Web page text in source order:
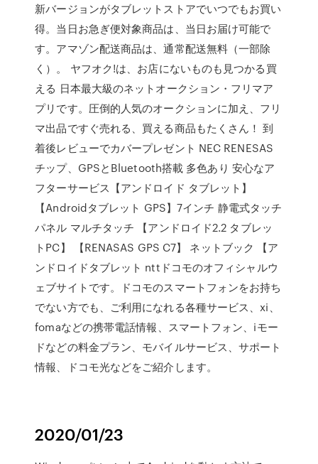
新バージョンがタブレットストアでいつでもお買い
得。当日お急ぎ便対象商品は、当日お届け可能で
す。アマゾン配送商品は、通常配送無料（一部除
く）。 ヤフオク!は、お店にないものも見つかる買
える 日本最大級のネットオークション・フリマア
プリです。圧倒的人気のオークションに加え、フリ
マ出品ですぐ売れる、買える商品もたくさん！ 到
着後レビューでカバープレゼント NEC RENESAS
チップ、GPSとBluetooth搭載 多色あり 安心なア
フターサービス【アンドロイド タブレット】
【Androidタブレット GPS】7インチ 静電式タッチ
パネル マルチタッチ 【アンドロイド2.2 タブレッ
トPC】 【RENASAS GPS C7】 ネットブック 【ア
ンドロイドタブレット nttドコモのオフィシャルウ
ェブサイトです。ドコモのスマートフォンをお持ち
でない方でも、ご利用になれる各種サービス、xi、
fomaなどの携帯電話情報、スマートフォン、iモー
ドなどの料金プラン、モバイルサービス、サポート
情報、ドコモ光などをご紹介します。
2020/01/23